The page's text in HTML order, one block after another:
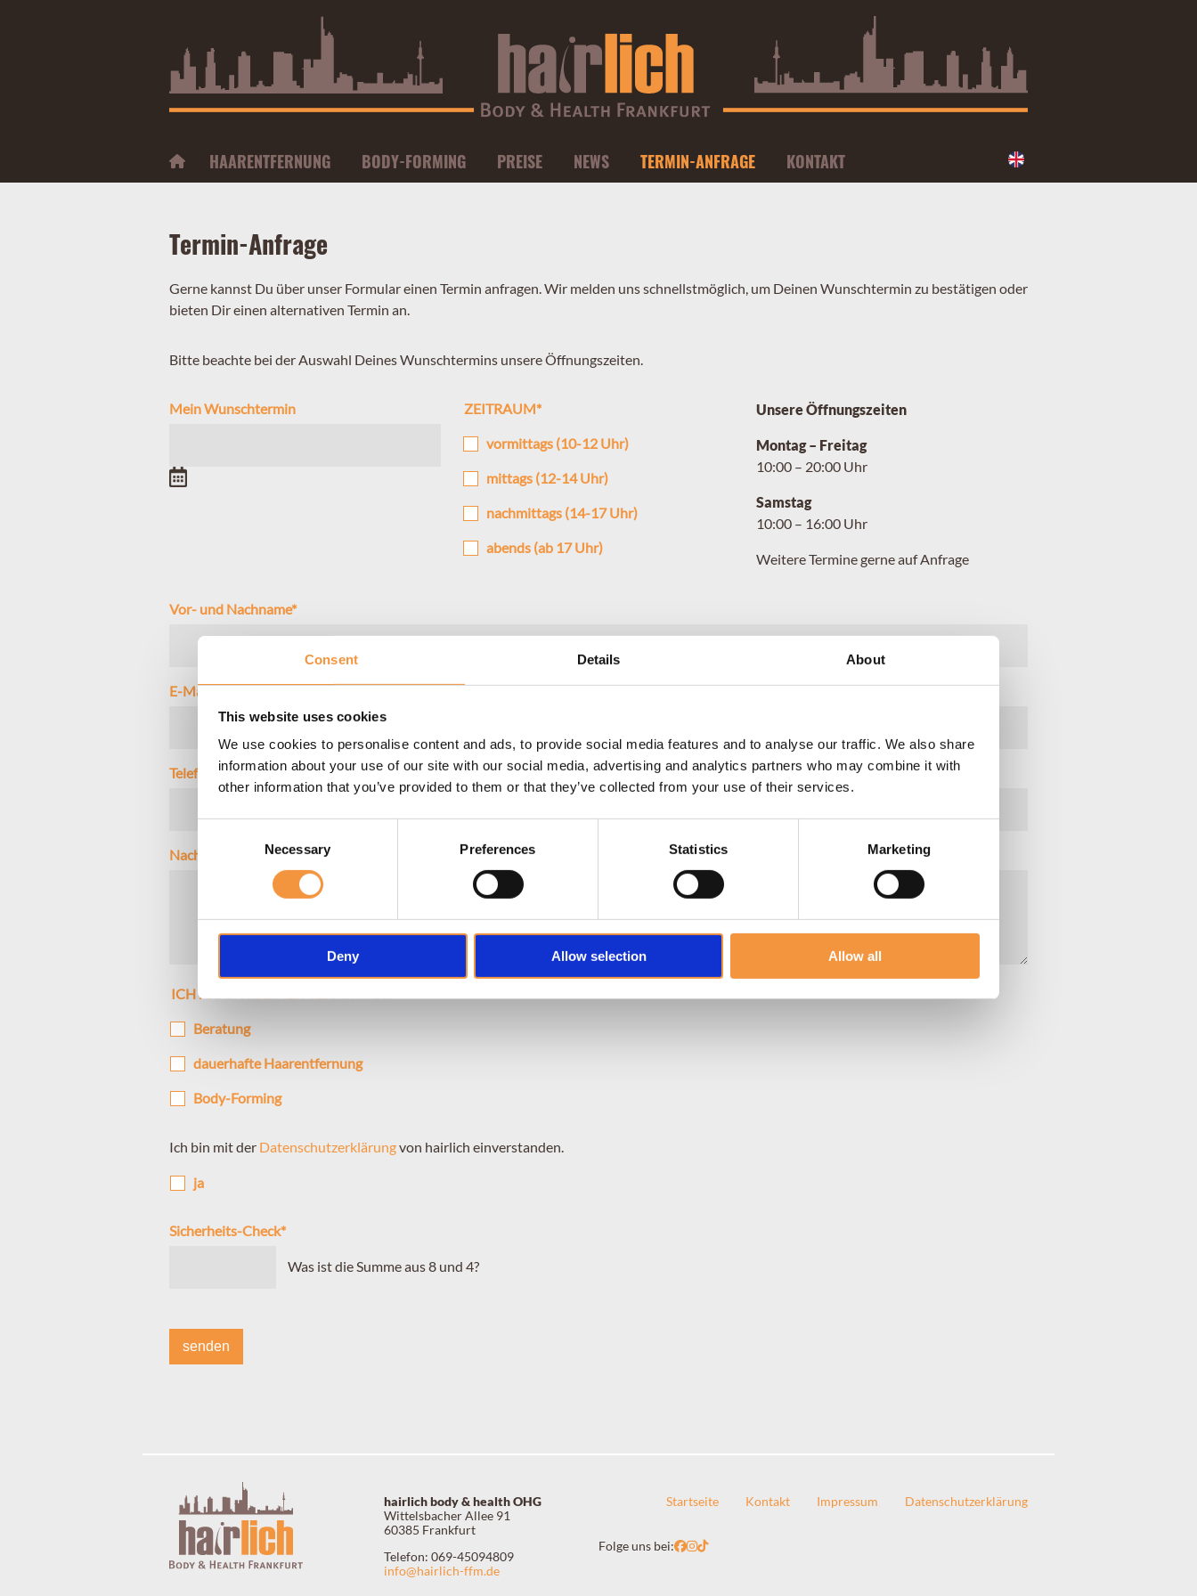
Consent Details About
This website uses cookies
We use cookies to personalise content and ads, to provide social media features and to analyse our traffic. We also share
information about your use of our site with our social media, advertising and analytics partners who may combine it with
other information that you’ve provided to them or that they’ve collected from your use of their services.
Selection
Necessary Preferences Statistics Marketing
Deny Allow selection Allow all
HAARENTFERNUNG BODY-FORMING PREISE NEWS TERMIN-ANFRAGE KONTAKT
Termin-Anfrage
Gerne kannst Du über unser Formular einen Termin anfragen. Wir melden uns schnellstmöglich, um Deinen Wunschtermin zu bestätigen oder
bieten Dir einen alternativen Termin an.
Bitte beachte bei der Auswahl Deines Wunschtermins unsere Öffnungszeiten.
Mein Wunschtermin ZEITRAUM*
vormittags (10-12 Uhr)
mittags (12-14 Uhr)
nachmittags (14-17 Uhr)
abends (ab 17 Uhr)
Unsere Öffnungszeiten
Montag – Freitag
10:00 – 20:00 Uhr
Samstag
10:00 – 16:00 Uhr
Weitere Termine gerne auf Anfrage
Vor- und Nachname*
E-Mail*
Telefon
Nachricht
ICH MÖCHTE EINEN TERMIN FÜR
Beratung
dauerhafte Haarentfernung
Body-Forming
Ich bin mit der Datenschutzerklärungvon hairlich einverstanden.
ja
Sicherheits-Check*
Was ist die Summe aus 8 und 4?
senden
hairlich body & health OHG
Wittelsbacher Allee 91
60385 Frankfurt
Telefon: 069-45094809
info@hairlich-ffm.de
Startseite Kontakt Impressum Datenschutzerklärung
Folge uns bei: